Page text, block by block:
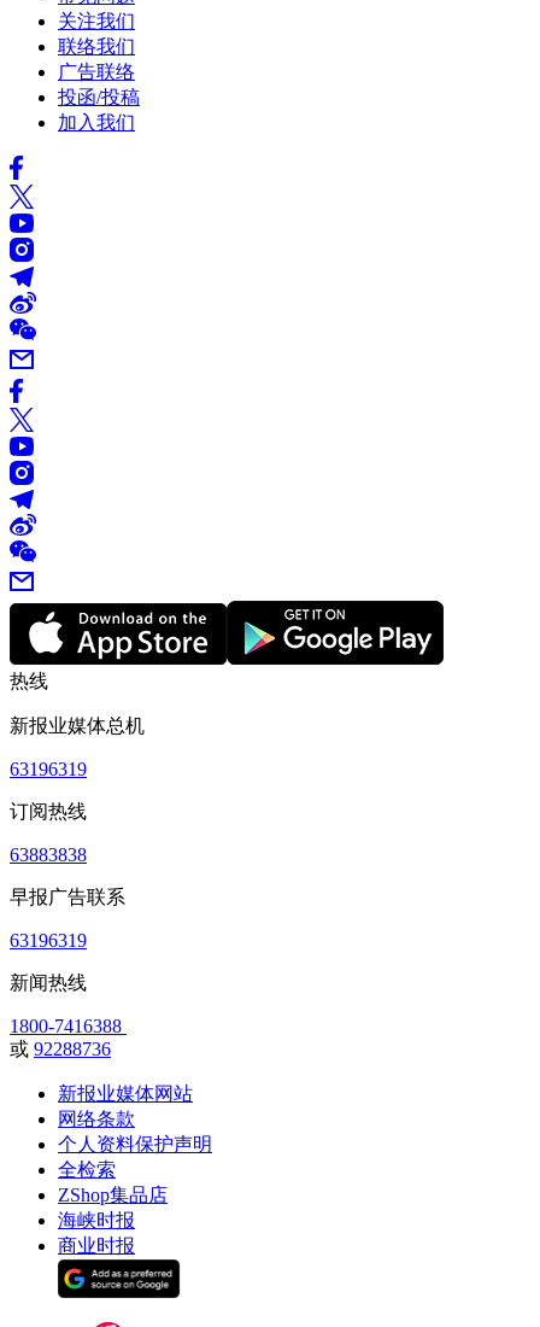
关注我们
联络我们
广告联络
投函/投稿
加入我们
热线
新报业媒体总机
63196319
订阅热线
63883838
早报广告联系
63196319
新闻热线
1800-7416388
或 92288736
新报业媒体网站
网络条款
个人资料保护声明
全检索
ZShop集品店
海峡时报
商业时报